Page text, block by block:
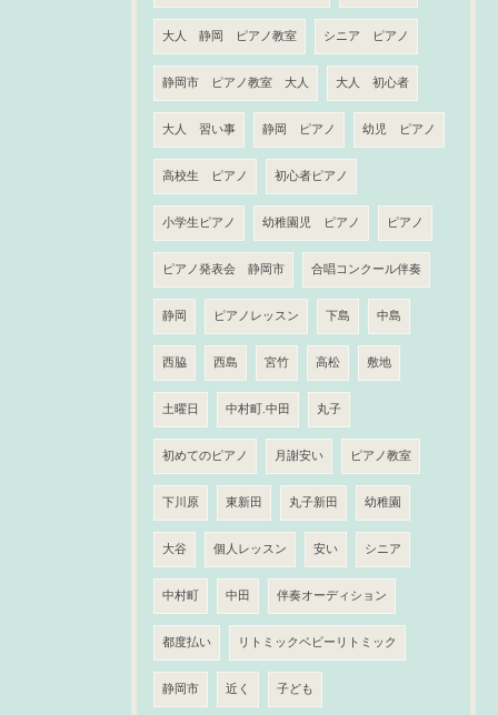
大人 静岡 ピアノ教室 シニア ピアノ
静岡市 ピアノ教室 大人 大人 初心者
大人 習い事 静岡 ピアノ 幼児 ピアノ
高校生 ピアノ 初心者ピアノ
小学生ピアノ 幼稚園児 ピアノ ピアノ
ピアノ発表会 静岡市 合唱コンクール伴奏
静岡 ピアノレッスン 下島 中島
西脇 西島 宮竹 高松 敷地
土曜日 中村町.中田 丸子
初めてのピアノ 月謝安い ピアノ教室
下川原 東新田 丸子新田 幼稚園
大谷 個人レッスン 安い シニア
中村町 中田 伴奏オーディション
都度払い リトミックベビーリトミック
静岡市 近く 子ども